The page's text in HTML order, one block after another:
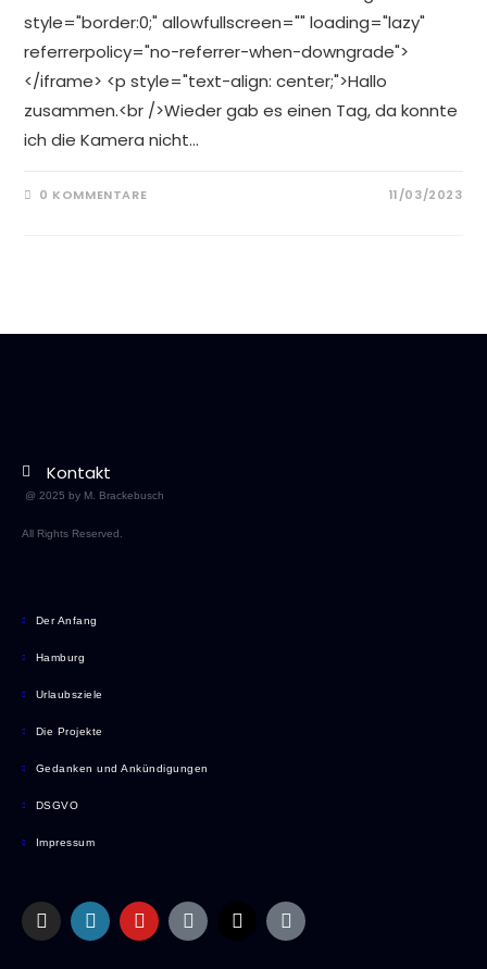
style="border:0;" allowfullscreen="" loading="lazy"
referrerpolicy="no-referrer-when-downgrade">
</iframe> <p style="text-align: center;">Hallo
zusammen.<br />Wieder gab es einen Tag, da konnte
ich die Kamera nicht…
0 KOMMENTARE 11/03/2023
Kontakt
@ 2025 by M. Brackebusch
All Rights Reserved.
Der Anfang
Hamburg
Urlaubsziele
Die Projekte
Gedanken und Ankündigungen
DSGVO
Impressum